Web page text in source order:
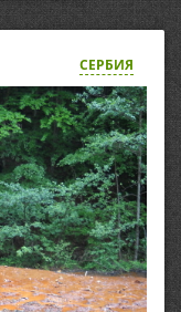
СЕРБИЯ